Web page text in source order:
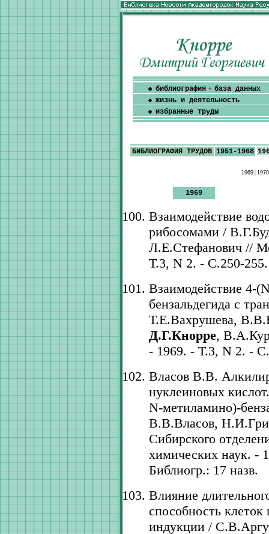
библиография + база данных
жизнь и деятельность
избранные труды
БИБЛИОГРАФИЯ ТРУДОВ 1951-1968
1969 1970
1969
Взаимодействие
рибосомами /
Л.Е.Стефанович //
Т.3, N 2. - С.250-255.
Взаимодействие 4-
бензальдегида с
Т.Е.Вахрушева,
Д.Г.Кнорре,
- 1969. - Т.3, N 2. -
Власов В.В.
нуклеиновых
N-метиламино)-
В.В.Власов,
Сибирского
химических наук. -
Библиогр.: 17 назв.
Влияние
способность
индукции /